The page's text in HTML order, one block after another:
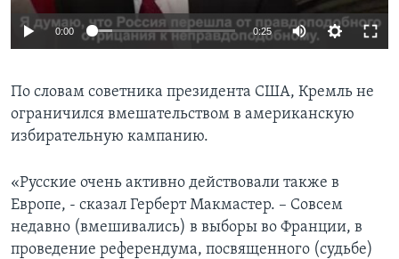
0:00 0:25
По словам советника президента США, Кремль не
ограничился вмешательством в американскую
избирательную кампанию.
«Русские очень активно действовали также в
Европе, - сказал Герберт Макмастер. – Совсем
недавно (вмешивались) в выборы во Франции, в
проведение референдума, посвященного (судьбе)